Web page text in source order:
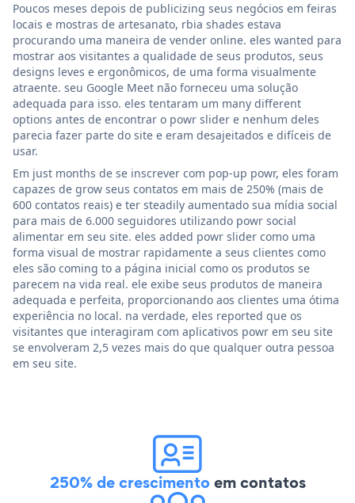
Poucos meses depois de publicizing seus negócios em feiras
locais e mostras de artesanato, rbia shades estava
procurando uma maneira de vender online. eles wanted para
mostrar aos visitantes a qualidade de seus produtos, seus
designs leves e ergonômicos, de uma forma visualmente
atraente. seu Google Meet não forneceu uma solução
adequada para isso. eles tentaram um many different
options antes de encontrar o powr slider e nenhum deles
parecia fazer parte do site e eram desajeitados e difíceis de
usar.
Em just months de se inscrever com pop-up powr, eles foram
capazes de grow seus contatos em mais de 250% (mais de
600 contatos reais) e ter steadily aumentado sua mídia social
para mais de 6.000 seguidores utilizando powr social
alimentar em seu site. eles added powr slider como uma
forma visual de mostrar rapidamente a seus clientes como
eles são coming to a página inicial como os produtos se
parecem na vida real. ele exibe seus produtos de maneira
adequada e perfeita, proporcionando aos clientes uma ótima
experiência no local. na verdade, eles reported que os
visitantes que interagiram com aplicativos powr em seu site
se envolveram 2,5 vezes mais do que qualquer outra pessoa
em seu site.
250% de crescimentoem contatos